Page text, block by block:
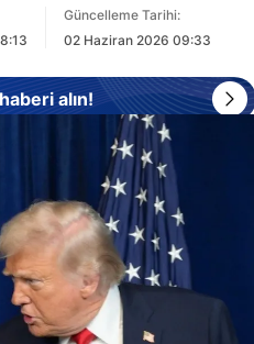
Güncelleme Tarihi:
02 Haziran 2026 09:33
alın!